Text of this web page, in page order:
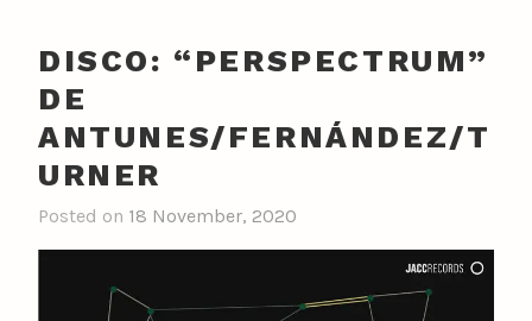
DISCO: “PERSPECTRUM”
DE
ANTUNES/FERNÁNDEZ/T
URNER
Posted on 18 November, 2020